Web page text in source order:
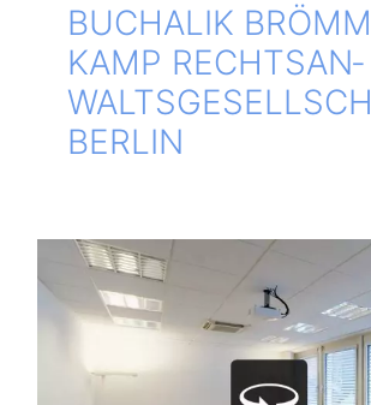
BUCH­A­LIK
KAMP RECHTS­AN­
BERLIN